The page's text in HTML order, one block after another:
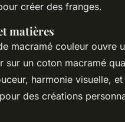
créer des franges.
matières
macramé couleur ouvre
sur un coton macramé
harmonie visuelle,
des créations